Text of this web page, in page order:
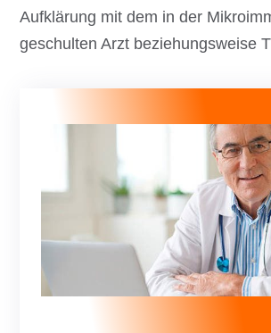
Aufklärung mit dem in der
geschulten Arzt beziehungsweise